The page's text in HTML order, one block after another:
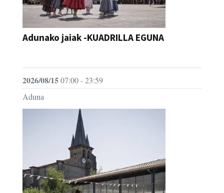
Adunako jaiak -KUADRILLA EGUNA
2026/08/1507:00 - 23:59
Aduna